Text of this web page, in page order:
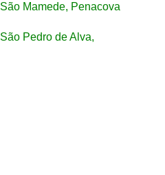
Mamede, Penacova
Pedro de Alva,